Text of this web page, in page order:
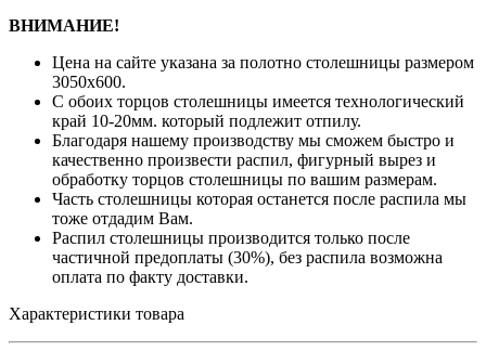
ВНИМАНИЕ!
Цена на сайте указана за полотно столешницы размером
3050х600.
С обоих торцов столешницы имеется технологический
край 10-20мм. который подлежит отпилу.
Благодаря нашему производству мы сможем быстро и
качественно произвести распил, фигурный вырез и
обработку торцов столешницы по вашим размерам.
Часть столешницы которая останется после распила мы
тоже отдадим Вам.
Распил столешницы производится только после
частичной предоплаты (30%), без распила возможна
оплата по факту доставки.
Характеристики товара